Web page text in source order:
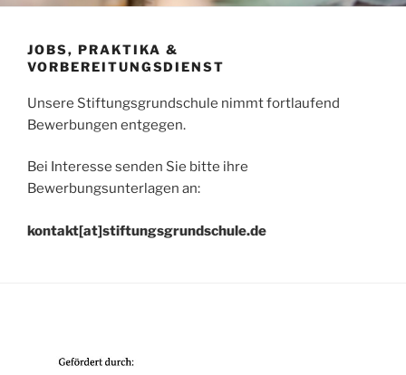
JOBS, PRAKTIKA &
VORBEREITUNGSDIENST
Unsere Stiftungsgrundschule nimmt fortlaufend
Bewerbungen entgegen.
Bei Interesse senden Sie bitte ihre
Bewerbungsunterlagen an:
kontakt[at]stiftungsgrundschule.de